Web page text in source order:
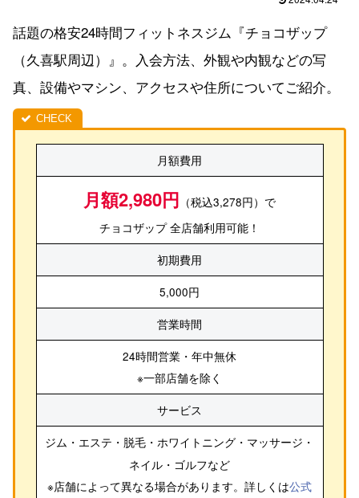
話題の格安24時間フィットネスジム『チョコザップ
（久喜駅周辺）』。入会方法、外観や内観などの写
真、設備やマシン、アクセスや住所についてご紹介。
月額費用
月額2,980円 （税込3,278円）で
チョコザップ 全店舗利用可能！
初期費用
5,000円
営業時間
24時間営業・年中無休
※一部店舗を除く
サービス
ジム・エステ・脱毛・ホワイトニング・マッサージ・
ネイル・ゴルフなど
※店舗によって異なる場合があります。詳しくは公式